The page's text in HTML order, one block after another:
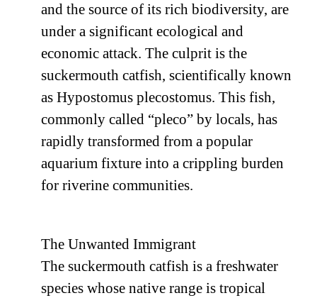
and the source of its rich biodiversity, are
under a significant ecological and
economic attack. The culprit is the
suckermouth catfish, scientifically known
as Hypostomus plecostomus. This fish,
commonly called “pleco” by locals, has
rapidly transformed from a popular
aquarium fixture into a crippling burden
for riverine communities.
The Unwanted Immigrant
The suckermouth catfish is a freshwater
species whose native range is tropical